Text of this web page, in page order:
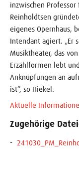
inzwischen
Reinholdtsen
eigenes Opernhaus,
Intendant agiert. „Er
Musiktheater, das
Erzählformen lebt
Anknüpfungen an
ist“, so Hiekel.
Aktuelle
Zugehörige